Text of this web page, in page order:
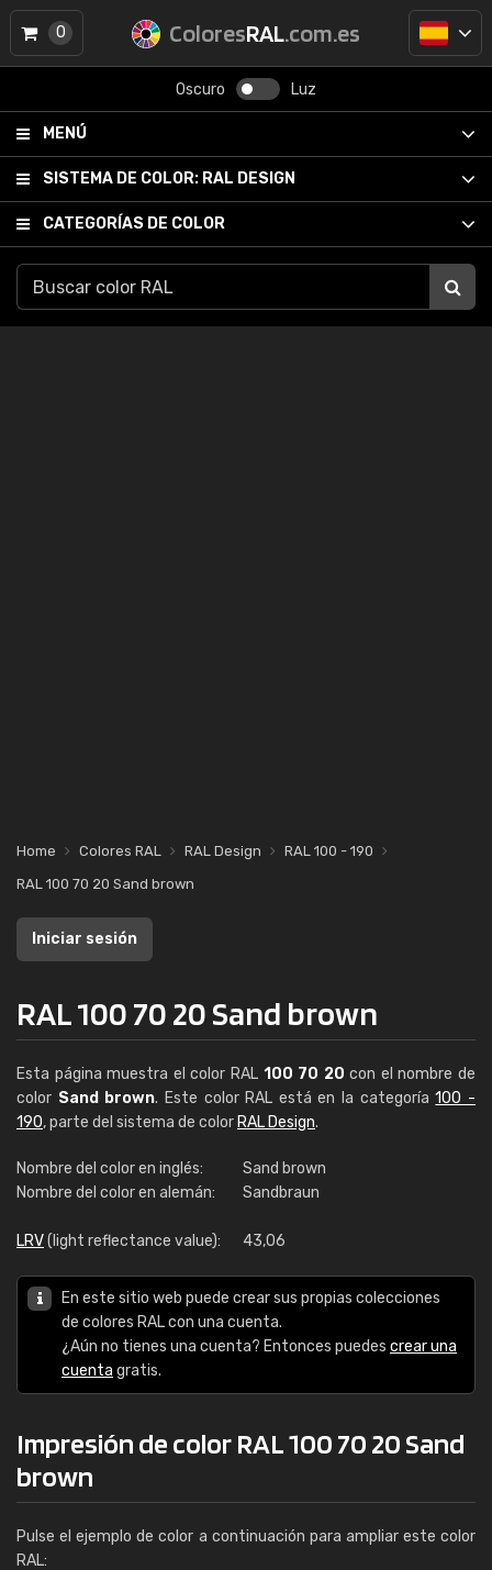
ColoresRAL.com.es
Oscuro Luz
MENÚ
SISTEMA DE COLOR: RAL DESIGN
CATEGORÍAS DE COLOR
0
Home Colores RAL RAL Design
RAL 100 - 190
RAL 100 70 20 Sand brown
Iniciar sesión
RAL 100 70 20 Sand brown
Esta página muestra el color RAL 100 70 20 con el nombre de
color Sand brown. Este color RAL está en la categoría100 -
190, parte del sistema de color RAL Design.
Nombre del color en inglés:
Sand brown
Nombre del color en alemán:
Sandbraun
LRV(light reflectance value): 43,06
En este sitio web puede crear sus propias colecciones
de colores RAL con una cuenta.
¿Aún no tienes una cuenta? Entonces puedes crear una
cuenta gratis.
Impresión de color RAL 100 70 20 Sand
brown
Pulse el ejemplo de color a continuación para ampliar este color
RAL: